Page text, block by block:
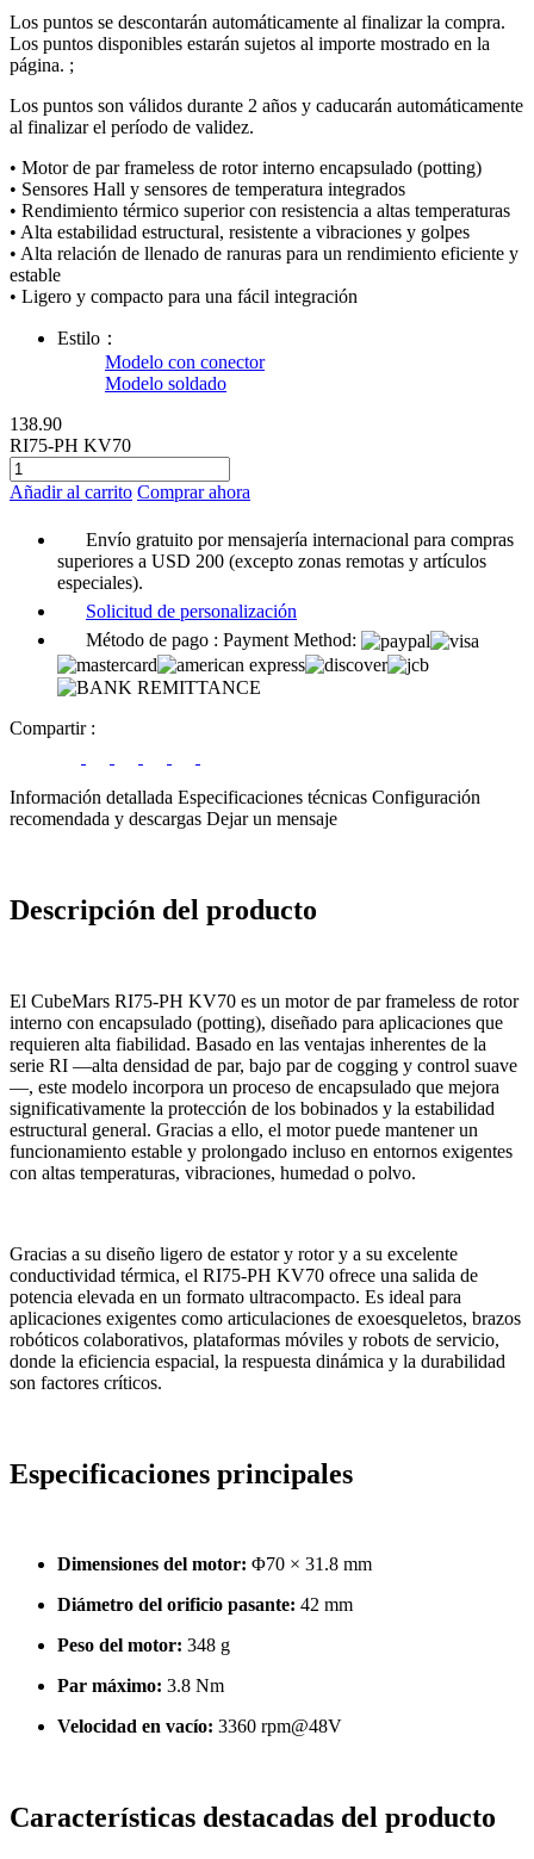
Los puntos se descontarán automáticamente al finalizar la compra.
Los puntos disponibles estarán sujetos al importe mostrado en la
página. ;
Los puntos son válidos durante 2 años y caducarán automáticamente
al finalizar el período de validez.
• Motor de par frameless de rotor interno encapsulado (potting)
• Sensores Hall y sensores de temperatura integrados
• Rendimiento térmico superior con resistencia a altas temperaturas
• Alta estabilidad estructural, resistente a vibraciones y golpes
• Alta relación de llenado de ranuras para un rendimiento eficiente y
estable
• Ligero y compacto para una fácil integración
Estilo：
Modelo con conector
Modelo soldado
138.90
RI75-PH KV70
Añadir al carrito Comprar ahora
Envío gratuito por mensajería internacional para compras
superiores a USD 200 (excepto zonas remotas y artículos
especiales).
Solicitud de personalización
Método de pago : Payment Method:
Compartir :
Información detallada Especificaciones técnicas Configuración
recomendada y descargas Dejar un mensaje
Descripción del producto
El CubeMars RI75-PH KV70 es un motor de par frameless de rotor
interno con encapsulado (potting), diseñado para aplicaciones que
requieren alta fiabilidad. Basado en las ventajas inherentes de la
serie RI —alta densidad de par, bajo par de cogging y control suave
—, este modelo incorpora un proceso de encapsulado que mejora
significativamente la protección de los bobinados y la estabilidad
estructural general. Gracias a ello, el motor puede mantener un
funcionamiento estable y prolongado incluso en entornos exigentes
con altas temperaturas, vibraciones, humedad o polvo.
Gracias a su diseño ligero de estator y rotor y a su excelente
conductividad térmica, el RI75-PH KV70 ofrece una salida de
potencia elevada en un formato ultracompacto. Es ideal para
aplicaciones exigentes como articulaciones de exoesqueletos, brazos
robóticos colaborativos, plataformas móviles y robots de servicio,
donde la eficiencia espacial, la respuesta dinámica y la durabilidad
son factores críticos.
Especificaciones principales
Dimensiones del motor: Φ70 × 31.8 mm
Diámetro del orificio pasante: 42 mm
Peso del motor: 348 g
Par máximo: 3.8 Nm
Velocidad en vacío: 3360 rpm@48V
Características destacadas del producto